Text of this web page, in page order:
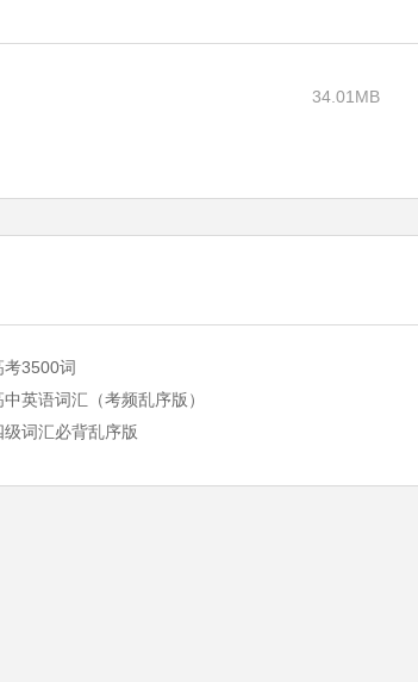
34.01MB
考3500词
中英语词汇（考频乱序版）
级词汇必背乱序版